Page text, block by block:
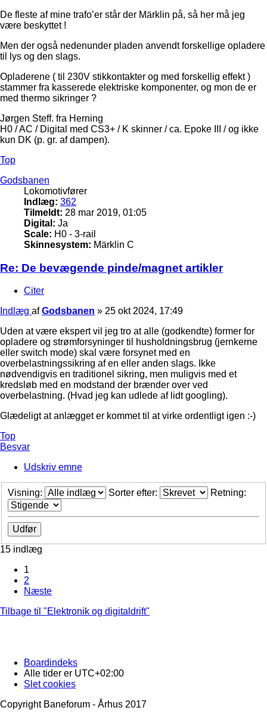
De fleste af mine trafo’er står der Märklin på, så her må jeg
være beskyttet !
Men der også nedenunder pladen anvendt forskellige opladere
til lys og den slags.
Opladerene ( til 230V stikkontakter og med forskellig effekt )
stammer fra kasserede elektriske komponenter, og mon de er
med thermo sikringer ?
Jørgen Steff. fra Herning
H0 / AC / Digital med CS3+ / K skinner / ca. Epoke III / og ikke
kun DK (p. gr. af dampen).
Top
Godsbanen
Lokomotivfører
Indlæg: 362
Tilmeldt: 28 mar 2019, 01:05
Digital: Ja
Scale: H0 - 3-rail
Skinnesystem: Märklin C
Re: De bevægende pinde/magnet artikler
Citer
Indlæg afGodsbanen » 25 okt 2024, 17:49
Uden at være ekspert vil jeg tro at alle (godkendte) former for
opladere og strømforsyninger til husholdningsbrug (jernkerne
eller switch mode) skal være forsynet med en
overbelastningssikring af en eller anden slags. Ikke
nødvendigvis en traditionel sikring, men muligvis med et
kredsløb med en modstand der brænder over ved
overbelastning. (Hvad jeg kan udlede af lidt googling).
Glædeligt at anlægget er kommet til at virke ordentligt igen :-)
Top
Besvar
Udskriv emne
Visning: Sorter efter: Retning:
15 indlæg
1
2
Næste
Tilbage til "Elektronik og digitaldrift"
Boardindeks
Alle tider er UTC+02:00
Slet cookies
Copyright Baneforum - Århus 2017